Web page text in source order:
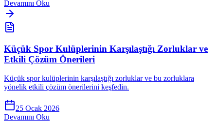
Devamını Oku
Küçük Spor Kulüplerinin Karşılaştığı Zorluklar ve
Etkili Çözüm Önerileri
Küçük spor kulüplerinin karşılaştığı zorluklar ve bu zorluklara
yönelik etkili çözüm önerilerini keşfedin.
25 Ocak 2026
Devamını Oku